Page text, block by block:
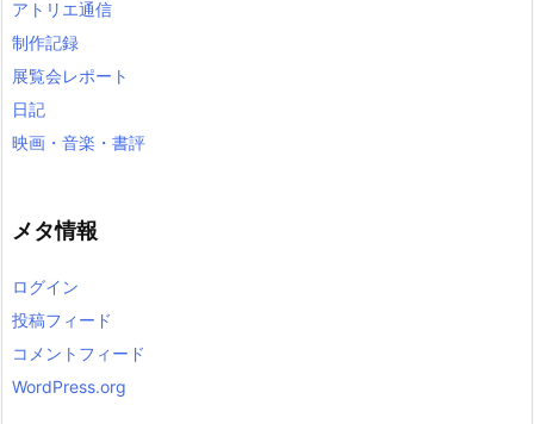
アトリエ通信
制作記録
展覧会レポート
日記
映画・音楽・書評
メタ情報
ログイン
投稿フィード
コメントフィード
WordPress.org